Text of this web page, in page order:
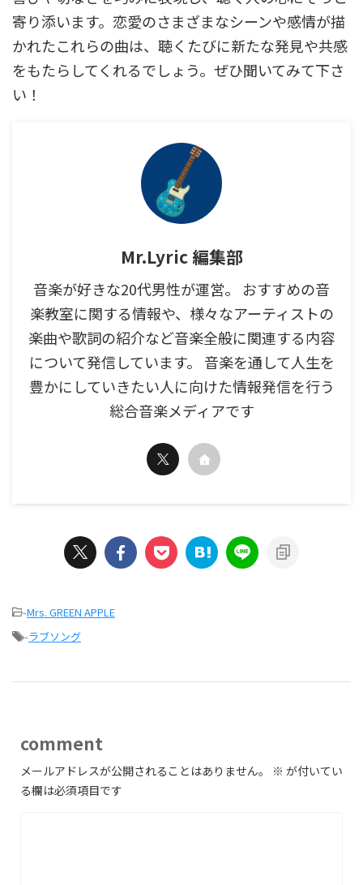
寄り添います。恋愛のさまざまなシーンや感情が描
かれたこれらの曲は、聴くたびに新たな発見や共感
をもたらしてくれるでしょう。ぜひ聞いてみて下さ
い！
Mr.Lyric 編集部
音楽が好きな20代男性が運営。 おすすめの音
楽教室に関する情報や、様々なアーティストの
楽曲や歌詞の紹介など音楽全般に関連する内容
について発信しています。 音楽を通して人生を
豊かにしていきたい人に向けた情報発信を行う
総合音楽メディアです
-Mrs. GREEN APPLE
-ラブソング
comment
メールアドレスが公開されることはありません。 ※ が付いてい
る欄は必須項目です